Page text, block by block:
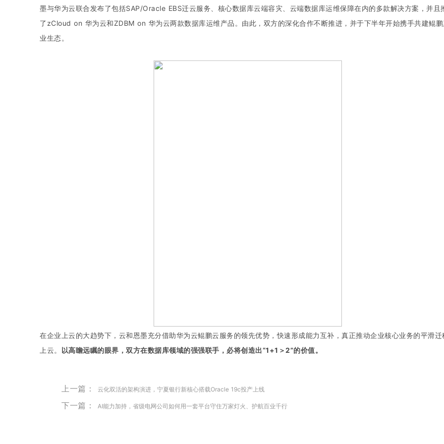
墨与华为云联合发布了包括SAP/Oracle EBS迁云服务、核心数据库云端容灾、云端数据库运维保障在内的多款解决方案，并且
了zCloud on 华为云和ZDBM on 华为云两款数据库运维产品。由此，双方的深化合作不断推进，并于下半年开始携手共建鲲
业生态。
在企业上云的大趋势下，云和恩墨充分借助华为云鲲鹏云服务的领先优势，快速形成能力互补，真正推动企业核心业务的平滑迁
上云。 以高瞻远瞩的眼界，双方在数据库领域的强强联手，必将创造出“1+1＞2”的价值。
上一篇： 云化双活的架构演进，宁夏银行新核心搭载Oracle 19c投产上线
下一篇： AI能力加持，省级电网公司如何用一套平台守住万家灯火、护航百业千行